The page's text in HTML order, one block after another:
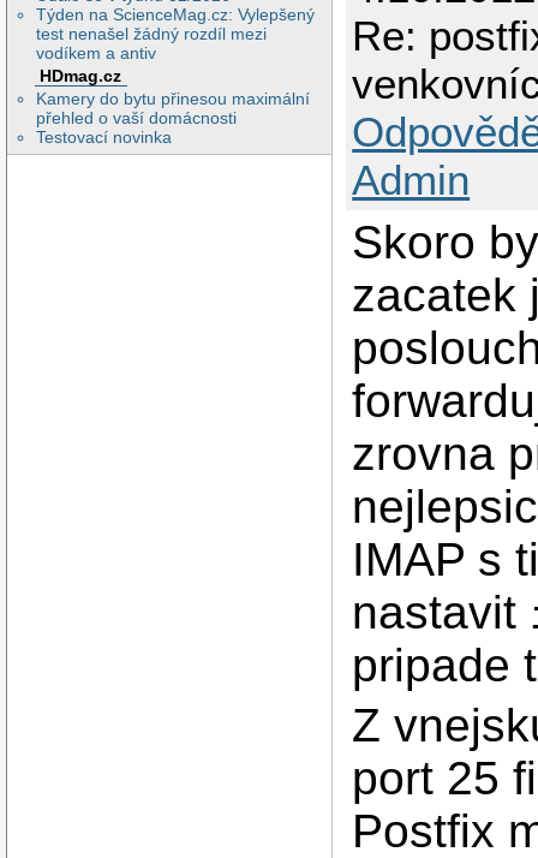
Týden na ScienceMag.cz: Vylepšený
test nenašel žádný rozdíl mezi
vodíkem a antiv
HDmag.cz
Kamery do bytu přinesou maximální
přehled o vaší domácnosti
Testovací novinka
Re:
Admin
Skoro
zacatek
zrovna
IMAP s
nastavit
pripade
Z
port 25
Postfix